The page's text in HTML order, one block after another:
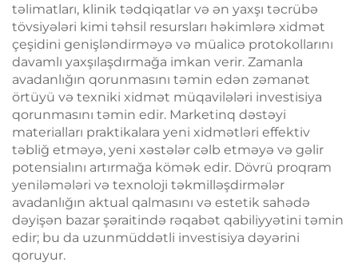
təlimatları, klinik tədqiqatlar və ən yaxşı təcrübə
tövsiyələri kimi təhsil resursları həkimlərə xidmət
çeşidini genişləndirməyə və müalicə protokollarını
davamlı yaxşılaşdırmağa imkan verir. Zamanla
avadanlığın qorunmasını təmin edən zəmanət
örtüyü və texniki xidmət müqavilələri investisiya
qorunmasını təmin edir. Marketinq dəstəyi
materialları praktikalara yeni xidmətləri effektiv
təbliğ etməyə, yeni xəstələr cəlb etməyə və gəlir
potensialını artırmağa kömək edir. Dövrü proqram
yeniləmələri və texnoloji təkmilləşdirmələr
avadanlığın aktual qalmasını və estetik sahədə
dəyişən bazar şəraitində rəqabət qabiliyyətini təmin
edir; bu da uzunmüddətli investisiya dəyərini
qoruyur.